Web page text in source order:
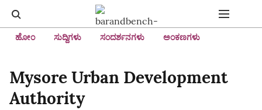
ಹೋಂ ಸುದ್ದಿಗಳು ಸಂದರ್ಶನಗಳು ಅಂಕಣಗಳು
Mysore Urban Development
Authority